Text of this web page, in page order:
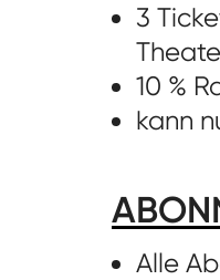
3
10 %
kann
Alle